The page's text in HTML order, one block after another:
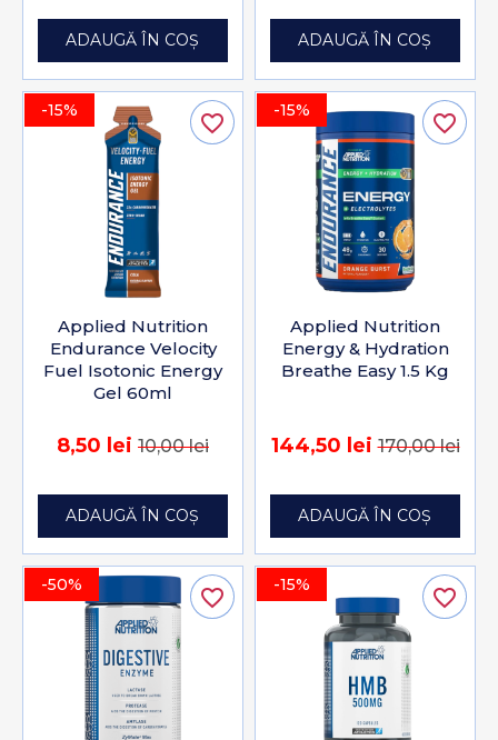
ADAUGĂ ÎN COȘ ADAUGĂ ÎN COȘ
-15%
Applied Nutrition
Endurance Velocity
Fuel Isotonic Energy
Gel 60ml
8,50 lei 10,00 lei
ADAUGĂ ÎN COȘ
favorite_border -15%
Applied Nutrition
Energy & Hydration
Breathe Easy 1.5 Kg
144,50 lei170,00 lei
ADAUGĂ ÎN COȘ
favorite_border
-50% favorite_border -15% favorite_border